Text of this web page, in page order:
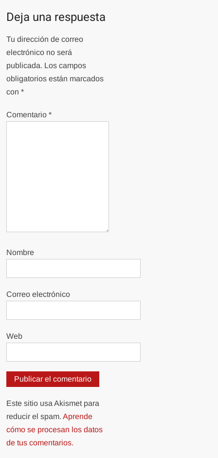
Deja una respuesta
Tu dirección de correo
electrónico no será
publicada. Los campos
obligatorios están marcados
con*
Comentario*
Nombre
Correo electrónico
Web
Este sitio usa Akismet para
reducir el spam.Aprende
cómo se procesan los datos
de tus comentarios.